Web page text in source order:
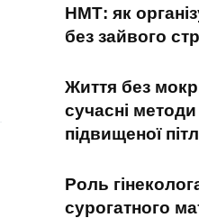
НМТ: як
без зайвого
Життя без
сучасні методи
підвищеної
Роль
сурогатного